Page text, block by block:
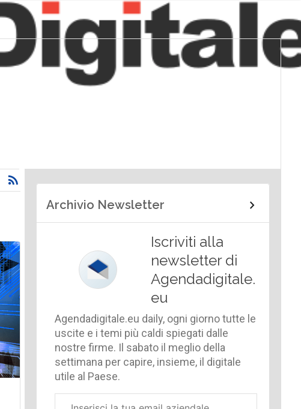
Archivio Newsletter
Iscriviti alla
newsletter di
Agendadigitale.
eu
Agendadigitale.eu daily, ogni giorno tutte le
uscite e i temi più caldi spiegati dalle
nostre firme. Il sabato il meglio della
settimana per capire, insieme, il digitale
utile al Paese.